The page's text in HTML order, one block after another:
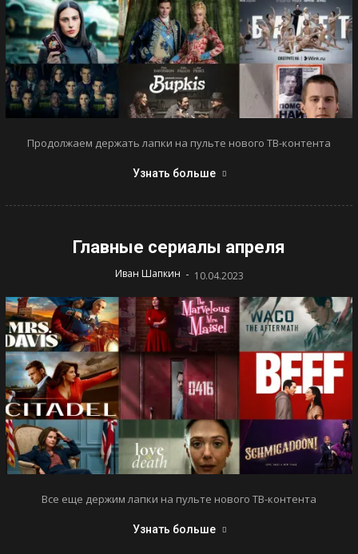
Продолжаем держать лапки на пульте нового ТВ-контента
Узнать больше
Главные сериалы апреля
Иван Шапкин - 10.04.2023
Все еще держим лапки на пульте нового ТВ-контента
Узнать больше